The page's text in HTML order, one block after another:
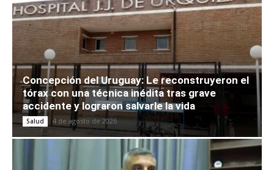
Concepción del Uruguay: Le reconstruyeron el
tórax con una técnica inédita tras grave
accidente y lograron salvarle la vida
Salud 4 de agosto de 2026